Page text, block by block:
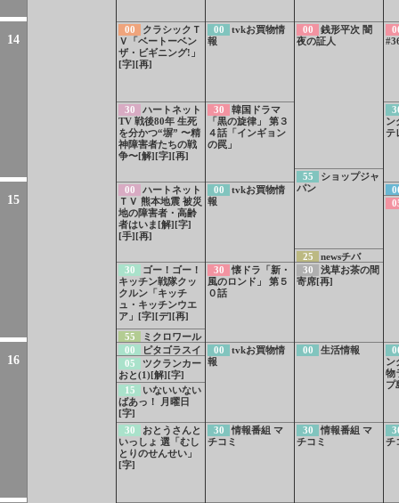
14
15
16
00
クラシックＴ
Ｖ「ベートーベン
ザ・ビギニング!」
[字][再]
30
ハートネット
TV 戦後80年 生死
を分かつ“塀” 〜精
神障害者たちの戦
争〜[解][字][再]
00
ハートネット
ＴＶ 熊本地震 被災
地の障害者・高齢
者はいま[解][字]
[手][再]
30
ゴー！ゴー！
キッチン戦隊クッ
クルン「キッチ
ュ・キッチンウエ
ア」[字][デ][再]
55
ミクロワール
ド「命をつなぐ ミ
カヅキモの不思
議」[字]
00
ピタゴラスイ
ッチ ミニ▽もじも
じコンベアー▽お
りたたみハンカチ
劇場[字]
05
ツクランカー
おと(1)[解][字]
15
いないいない
ばあっ！ 月曜日
[字]
30
おとうさんと
いっしょ 選「むし
とりのせんせい」
[字]
00
tvkお買物情
報
30
韓国ドラマ
「黒の旋律」 第３
４話「インギョン
の罠」
00
tvkお買物情
報
30
懐ドラ「新・
風のロンド」 第５
０話
00
tvkお買物情
報
30
情報番組 マ
チコミ
00
銭形平次 闇
夜の証人
55
ショップジャ
パン
25
newsチバ
30
浅草お茶の間
寄席[再]
00 生活情報
30
情報番組 マ
チコミ
ン
テ
う
ン
物
プ
チ